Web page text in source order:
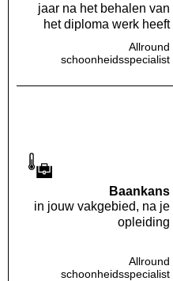
jaar na het behalen van
het diploma werk heeft
Allround
schoonheidsspecialist
Baankans
in jouw vakgebied, na je
opleiding
Allround
schoonheidsspecialist